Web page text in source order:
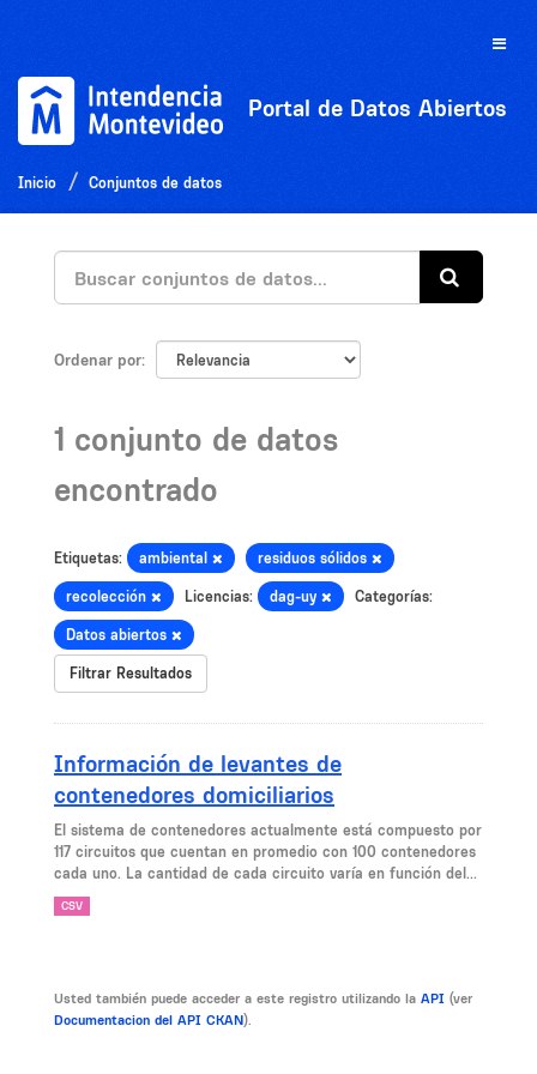
Toggle
Portal de Datos Abiertos
Inicio Conjuntos de datos
Ordenar por
1 conjunto de datos
encontrado
Etiquetas: ambiental residuos sólidos
recolección Licencias: dag-uy Categorías:
Datos abiertos
Filtrar Resultados
Información de levantes de
contenedores domiciliarios
El sistema de contenedores actualmente está compuesto por
117 circuitos que cuentan en promedio con 100 contenedores
cada uno. La cantidad de cada circuito varía en función del...
CSV
Usted también puede acceder a este registro utilizando la API (ver
Documentacion del API CKAN).